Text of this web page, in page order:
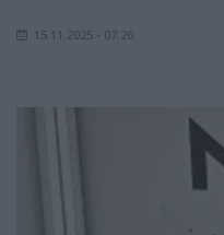
15.11.2025 - 07:26